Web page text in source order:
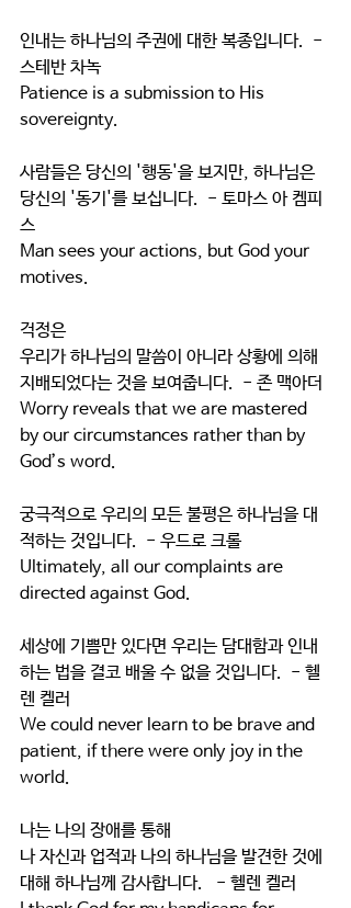
인내는 하나님의 주권에 대한 복종입니다.  -
스테반 차녹
Patience is a submission to His
sovereignty.
사람들은 당신의 '행동'을 보지만, 하나님은
당신의 '동기'를 보십니다.  - 토마스 아 켐피
스
Man sees your actions, but God your
motives.
걱정은
우리가 하나님의 말씀이 아니라 상황에 의해
지배되었다는 것을 보여줍니다.  - 존 맥아더
Worry reveals that we are mastered
by our circumstances rather than by
God’s word.
궁극적으로 우리의 모든 불평은 하나님을 대
적하는 것입니다.  - 우드로 크롤
Ultimately, all our complaints are
directed against God.
세상에 기쁨만 있다면 우리는 담대함과 인내
하는 법을 결코 배울 수 없을 것입니다.  - 헬
렌 켈러
We could never learn to be brave and
patient, if there were only joy in the
world.
나는 나의 장애를 통해
나 자신과 업적과 나의 하나님을 발견한 것에
대해 하나님께 감사합니다.   - 헬렌 켈러